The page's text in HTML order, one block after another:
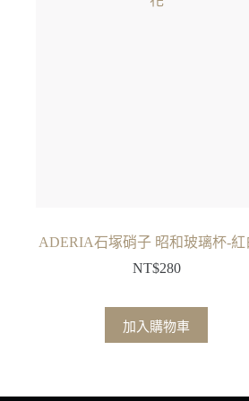
ADERIA石塚硝子 昭和玻璃杯-紅
NT$280
加入購物車